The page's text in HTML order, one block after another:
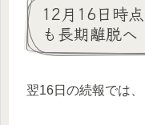
12月16日時
も長期離脱へ
翌16日の続報では、